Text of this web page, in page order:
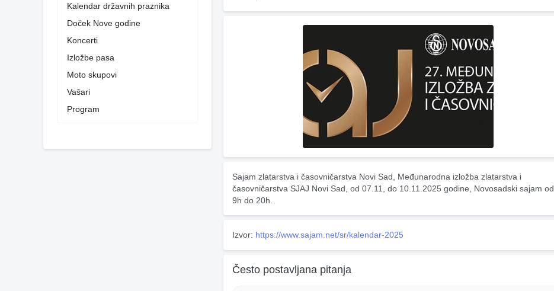
Kalendar državnih praznika
Doček Nove godine
Koncerti
Izložbe pasa
Moto skupovi
Vašari
Program
Sajam zlatarstva i časovničarstva Novi Sad, Međunarodna izložba zlatarstva i
časovničarstva SJAJ Novi Sad, od 07.11, do 10.11.2025 godine, Novosadski sajam od
9h do 20h.
Izvor: https://www.sajam.net/sr/kalendar-2025
Često postavljana pitanja